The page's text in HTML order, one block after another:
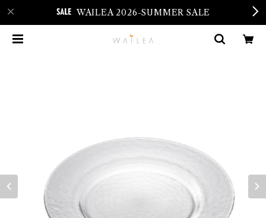
WAILEA 2026-SUMMER SALE